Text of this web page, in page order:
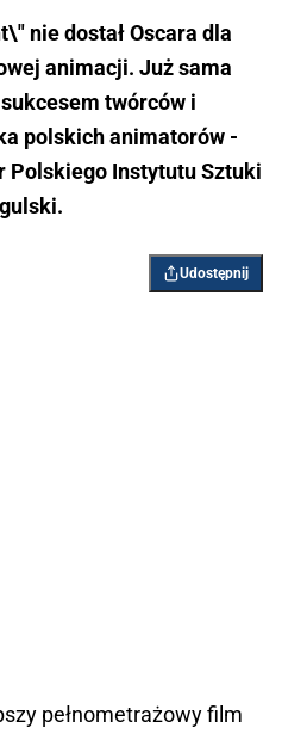
nie dostał Oscara dla
animacji. Już sama
twórców i
polskich animatorów -
Polskiego Instytutu Sztuki
Udostępnij
pełnometrażowy film